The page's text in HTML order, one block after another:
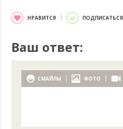
НРАВИТСЯ ПОДПИСАТЬСЯ
Ваш ответ:
СМАЙЛЫ ФОТО